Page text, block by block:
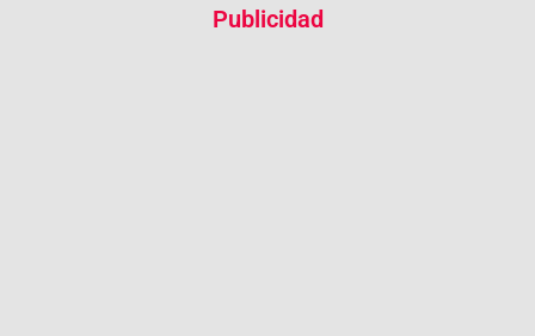
Publicidad